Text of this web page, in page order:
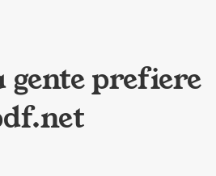
gente prefiere